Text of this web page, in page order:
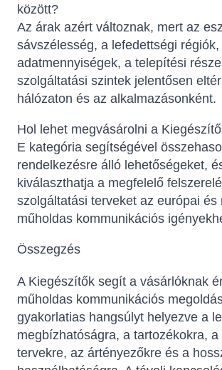
között?
Az árak azért változnak, mert az
sávszélesség, a lefedettségi régiók,
adatmennyiségek, a telepítési
szolgáltatási szintek jelentősen
hálózaton és az alkalmazásonként.
Hol lehet megvásárolni a
E kategória segítségével
rendelkezésre álló lehetőségeket,
kiválaszthatja a megfelelő
szolgáltatási terveket az európai és
műholdas kommunikációs
Összegzés
A Kiegészítők segít a vásárlóknak
műholdas kommunikációs
gyakorlatias hangsúlyt helyezve a
megbízhatóságra, a tartozékokra, a
tervekre, az ártényezőkre és a